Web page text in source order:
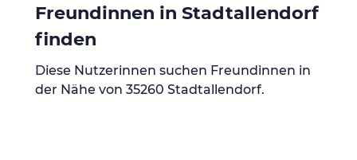
Freundinnen in Stadtallendorf
finden
Diese Nutzerinnen suchen Freundinnen in
der Nähe von 35260 Stadtallendorf.